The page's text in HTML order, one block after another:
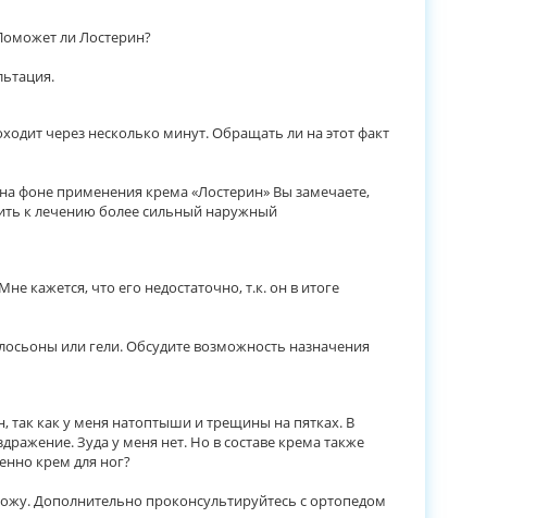
ли Лостерин?
через несколько минут. Обращать ли на этот факт
фоне применения крема «Лостерин» Вы замечаете,
к лечению более сильный наружный
кажется, что его недостаточно, т.к. он в итоге
или гели. Обсудите возможность назначения
как у меня натоптыши и трещины на пятках. В
Зуда у меня нет. Но в составе крема также
крем для ног?
Дополнительно проконсультируйтесь с ортопедом